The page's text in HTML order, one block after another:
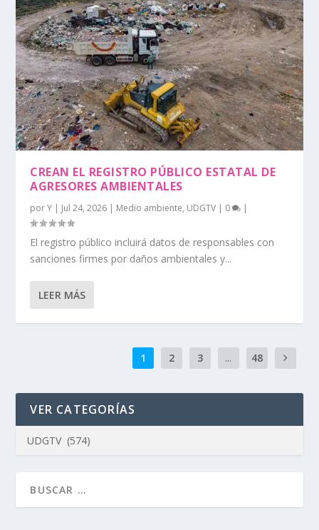
CREAN EL REGISTRO PÚBLICO ESTATAL DE
AGRESORES AMBIENTALES
porY | Jul 24, 2026 | Medio ambiente, UDGTV | 0 |
El registro público incluirá datos de responsables con
sanciones firmes por daños ambientales y...
LEER MÁS
1 2 3 ... 48
VER CATEGORÍAS